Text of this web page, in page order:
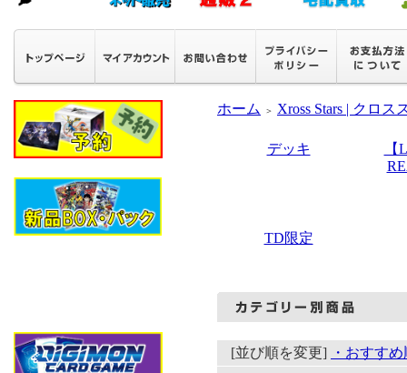
ホーム ＞ Xross Stars | クロス
デッキ
TD限定
[並び順を変更]
・おすすめ